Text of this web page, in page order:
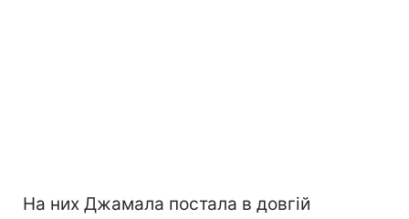
На них Джамала постала в довгій